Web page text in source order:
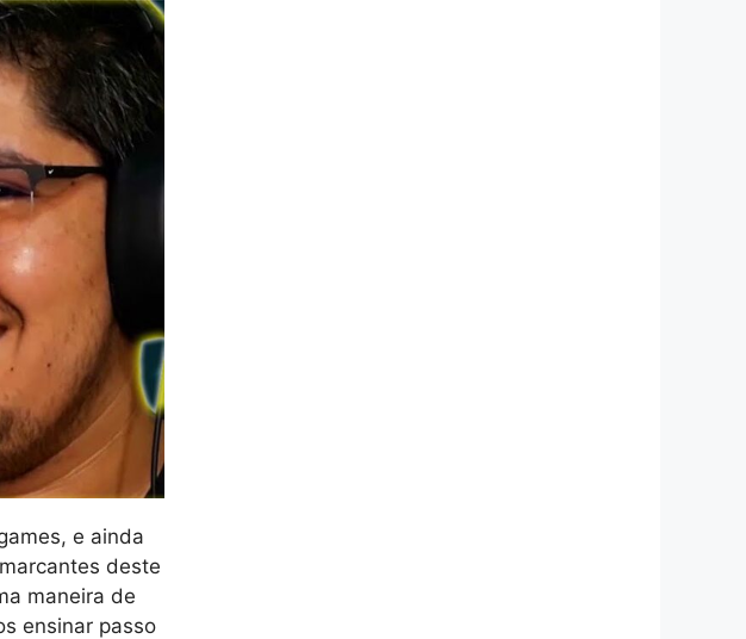
e ainda
deste
maneira de
ensinar passo